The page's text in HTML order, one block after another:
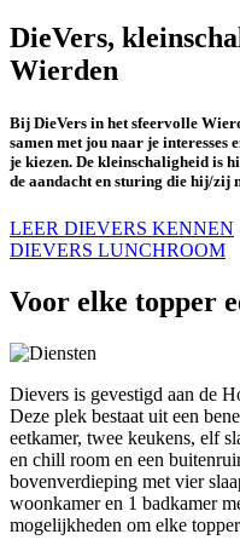
DieVers,
Wierden
Bij DieVers in het sfeervolle
samen met jou naar je interesses
je kiezen. De kleinschaligheid is
de aandacht en sturing die hij/zij
LEER DIEVERS KENNEN
DIEVERS LUNCHROOM
Voor elke topper
Dievers is gevestigd aan de
Deze plek bestaat uit een
eetkamer, twee keukens, elf
en chill room en een
bovenverdieping met vier
woonkamer en 1 badkamer
mogelijkheden om elke